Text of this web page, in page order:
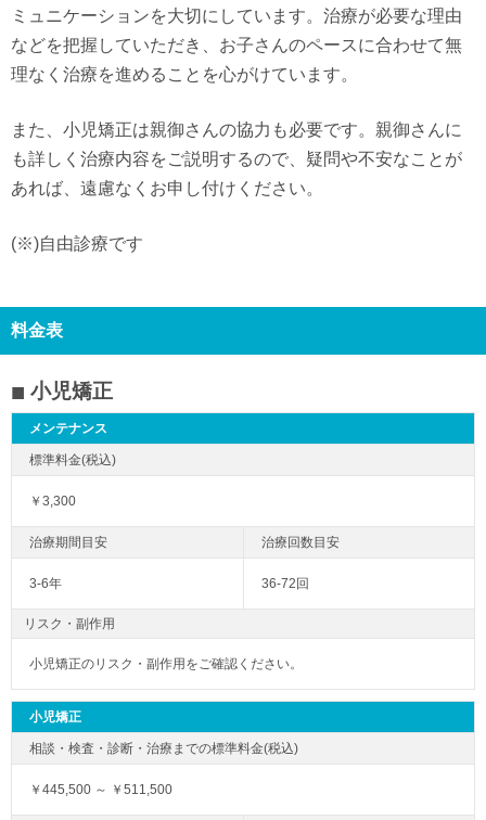
ミュニケーションを大切にしています。治療が必要な理由
などを把握していただき、お子さんのペースに合わせて無
理なく治療を進めることを心がけています。
また、小児矯正は親御さんの協力も必要です。親御さんに
も詳しく治療内容をご説明するので、疑問や不安なことが
あれば、遠慮なくお申し付けください。
(※)自由診療です
料金表
小児矯正
メンテナンス
￥3,300
3-6年 36-72回
リスク・副作用
小児矯正のリスク・副作用をご確認ください。
小児矯正
￥445,500 ～ ￥511,500